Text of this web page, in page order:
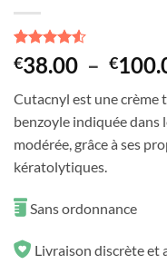
Noté 4.5
sur 5 basé
2
notations
client
€38.00 – €
Cutacnyl est une crème
benzoyle indiquée dans
modérée, grâce à ses
kératolytiques.
Sans ordonnance
Livraison discrète et